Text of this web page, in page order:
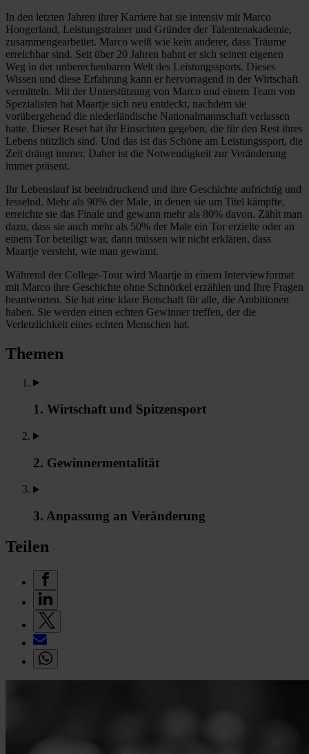
In den letzten Jahren ihrer Karriere hat sie intensiv mit Marco
Hoogerland, Leistungstrainer und Gründer der Talentenakademie,
zusammengearbeitet. Marco weiß wie kein anderer, dass Träume
erreichbar sind. Seit über 20 Jahren bahnt er sich seinen eigenen
Weg in der unberechenbaren Welt des Leistungssports. Dieses
Wissen und diese Erfahrung kann er hervorragend in der Wirtschaft
vermitteln. Mit der Unterstützung von Marco und einem Team von
Spezialisten hat Maartje sich neu entdeckt, nachdem sie
vorübergehend die niederländische Nationalmannschaft verlassen
hatte. Dieser Reset hat ihr Einsichten gegeben, die für den Rest ihres
Lebens nützlich sind. Und das ist das Schöne am Leistungssport, die
Zeit drängt immer. Daher ist die Notwendigkeit zur Veränderung
immer präsent.
Ihr Lebenslauf ist beeindruckend und ihre Geschichte aufrichtig und
fesselnd. Mehr als 90% der Male, in denen sie um Titel kämpfte,
erreichte sie das Finale und gewann mehr als 80% davon. Zählt man
dazu, dass sie auch mehr als 50% der Male ein Tor erzielte oder an
einem Tor beteiligt war, dann müssen wir nicht erklären, dass
Maartje versteht, wie man gewinnt.
Während der College-Tour wird Maartje in einem Interviewformat
mit Marco ihre Geschichte ohne Schnörkel erzählen und Ihre Fragen
beantworten. Sie hat eine klare Botschaft für alle, die Ambitionen
haben. Sie werden einen echten Gewinner treffen, der die
Verletzlichkeit eines echten Menschen hat.
Themen
1. Wirtschaft und Spitzensport
2. Gewinnermentalität
3. Anpassung an Veränderung
Teilen